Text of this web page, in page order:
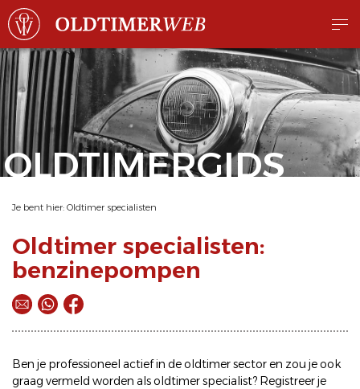
OLDTIMERGIDS
Je bent hier: Oldtimer specialisten
Oldtimer specialisten:
benzinepompen
Ben je professioneel actief in de oldtimer sector en zou je ook
graag vermeld worden als oldtimer specialist? Registreer je